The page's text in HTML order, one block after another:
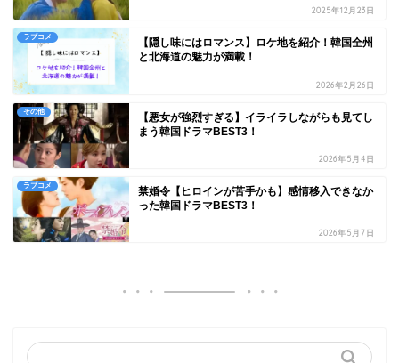
2025年12月23日
ラブコメ
【隠し味にはロマンス】ロケ地を紹介！韓国全州
と北海道の魅力が満載！
2026年2月26日
その他
【悪女が強烈すぎる】イライラしながらも見てし
まう韓国ドラマBEST3！
2026年5月4日
ラブコメ
禁婚令【ヒロインが苦手かも】感情移入できなか
った韓国ドラマBEST3！
2026年5月7日